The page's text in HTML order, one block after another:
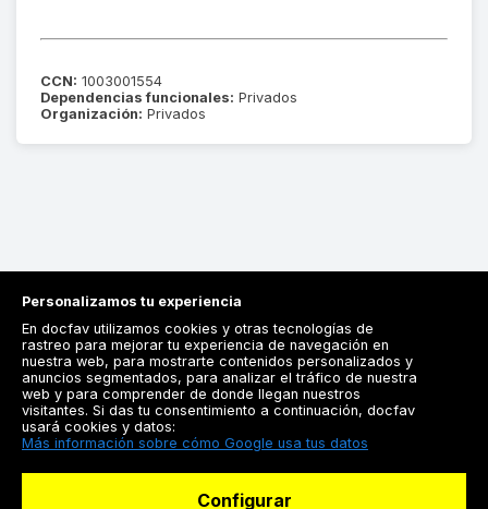
CCN: 1003001554
Dependencias funcionales: Privados
Organización: Privados
Registrarse
Docfav
Personalizamos tu experiencia
En docfav utilizamos cookies y otras tecnologías de
rastreo para mejorar tu experiencia de navegación en
nuestra web, para mostrarte contenidos personalizados y
anuncios segmentados, para analizar el tráfico de nuestra
web y para comprender de donde llegan nuestros
visitantes. Si das tu consentimiento a continuación, docfav
usará cookies y datos:
Más información sobre cómo Google usa tus datos
Configurar